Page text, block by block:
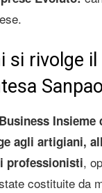
si rivolge
Insieme
agli artigiani,
professionisti,
costituite da